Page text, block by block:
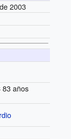
2003
83 años